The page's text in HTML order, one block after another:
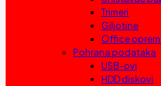
Trimeri
Giljotine
Office
Pohrana podataka
USB-ovi
HDD diskovi